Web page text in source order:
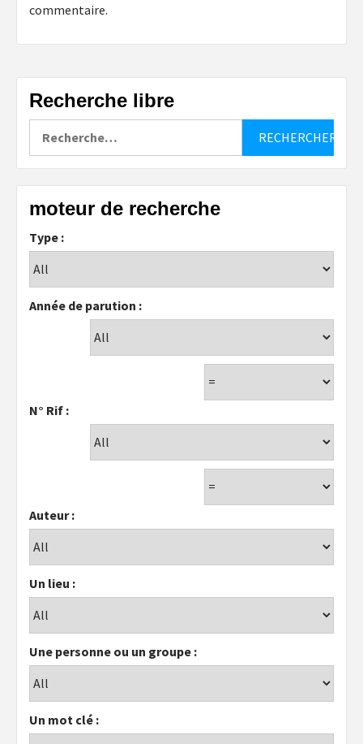
commentaire.
Recherche libre
moteur de recherche
Type :
Année de parution :
N° Rif :
Auteur :
Un lieu :
Une personne ou un groupe :
Un mot clé :